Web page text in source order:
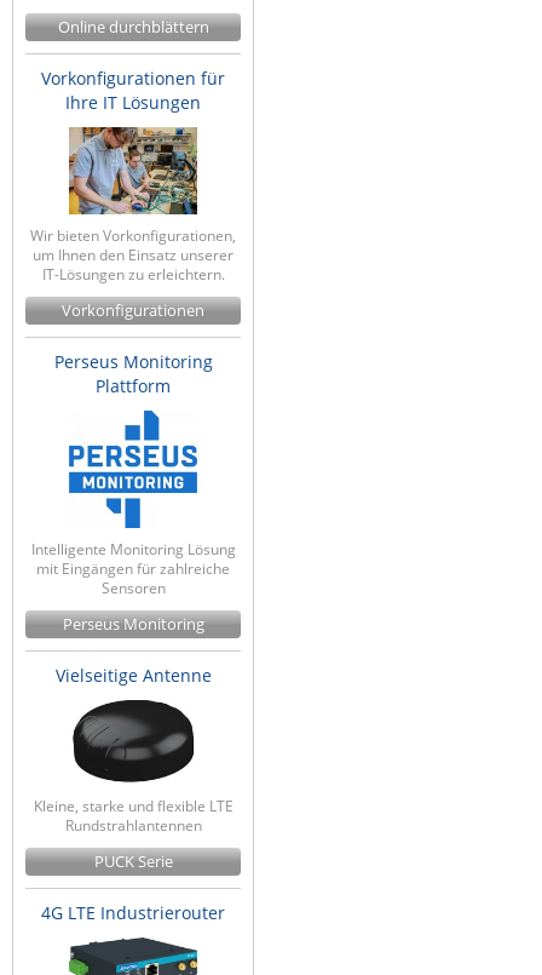
IEC Lock
Ihse
Kerlink
Kramer Electronics
KVM TEC
Legrand
LigoWave
Milesight
Moxa
Panorama Antennas
PatchSee
Power Kingdom
Raritan
Riello UPS
Server Technology
Siretta
SIRIO Antenne
Sunbird
Tactical Software
TEKTELIC
Teltonika
Unwired Networks
Vision
Online durchblättern
Vorkonfigurationen für
Ihre IT Lösungen
Wir bieten Vorkonfigurationen,
um Ihnen den Einsatz unserer
IT-Lösungen zu erleichtern.
Vorkonfigurationen
Perseus Monitoring
Plattform
Intelligente Monitoring Lösung
mit Eingängen für zahlreiche
Sensoren
Perseus Monitoring
Vielseitige Antenne
Kleine, starke und flexible LTE
Rundstrahlantennen
PUCK Serie
4G LTE Industrierouter